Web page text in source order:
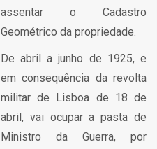
assentar o Cadastro
Geométrico da propriedade.
De abril a junho de 1925, e
em consequência da revolta
militar de Lisboa de 18 de
abril, vai ocupar a pasta de
Ministro da Guerra, por